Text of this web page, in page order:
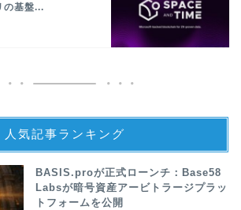
の基盤...
人気記事ランキング
BASIS.proが正式ローンチ：Base58
Labsが暗号資産アービトラージプラッ
トフォームを公開